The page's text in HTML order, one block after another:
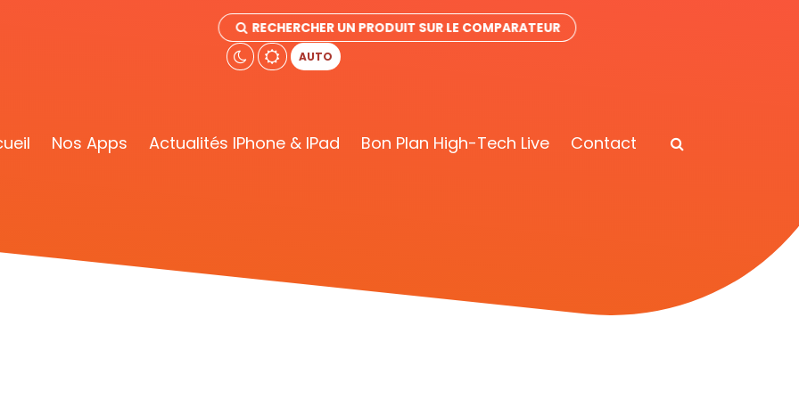
RECHERCHER UN PRODUIT SUR LE COMPARATEUR
AUTO
Nos Apps Actualités IPhone & IPad Bon Plan High-Tech Live Contact